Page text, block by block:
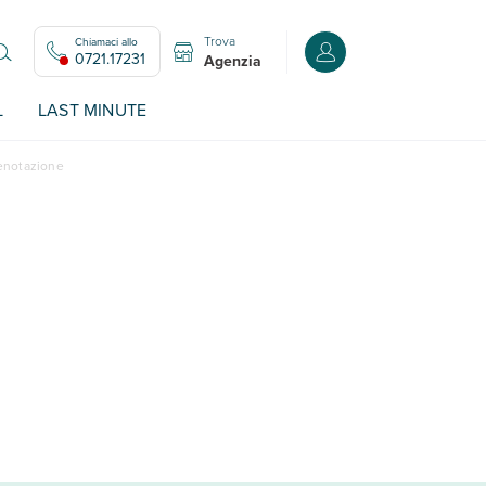
Chiamaci allo
0721.17231
Trova
Agenzia Accedi o registrati
LAST MINUTE